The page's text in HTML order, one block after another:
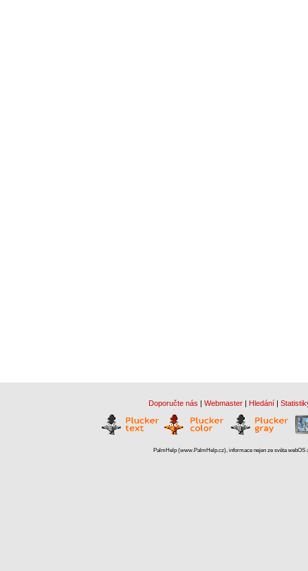
Doporučte nás | Webmaster | Hledání |
PalmHelp (www.PalmHelp.cz), informace nejen ze světa